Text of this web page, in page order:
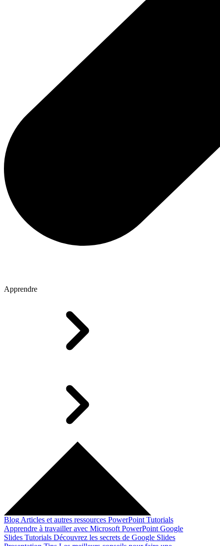
Apprendre
Blog Articles et autres ressources PowerPoint Tutorials
Apprendre à travailler avec Microsoft PowerPoint Google
Slides Tutorials Découvrez les secrets de Google Slides